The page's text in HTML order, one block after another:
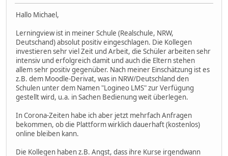
Hallo Michael,
Lerningview ist in meiner Schule (Realschule, NRW,
Deutschand) absolut positiv eingeschlagen. Die Kollegen
investieren sehr viel Zeit und Arbeit, die Schüler arbeiten sehr
intensiv und erfolgreich damit und auch die Eltern stehen
allem sehr positiv gegenüber. Nach meiner Einschätzung ist es
z.B. dem Moodle-Derivat, was in NRW/Deutschland den
Schulen unter dem Namen "Logineo LMS" zur Verfügung
gestellt wird, u.a. in Sachen Bedienung weit überlegen.
In Corona-Zeiten habe ich aber jetzt mehrfach Anfragen
bekommen, ob die Plattform wirklich dauerhaft (kostenlos)
online bleiben kann.
Die Kollegen haben z.B. Angst, dass ihre Kurse irgendwann